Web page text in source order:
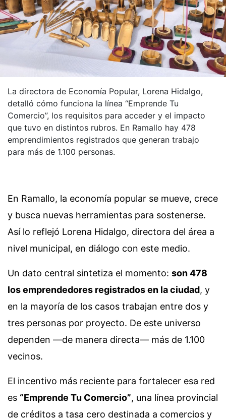
La directora de Economía Popular, Lorena Hidalgo,
detalló cómo funciona la línea “Emprende Tu
Comercio”, los requisitos para acceder y el impacto
que tuvo en distintos rubros. En Ramallo hay 478
emprendimientos registrados que generan trabajo
para más de 1.100 personas.
En Ramallo, la economía popular se mueve, crece
y busca nuevas herramientas para sostenerse.
Así lo reflejó Lorena Hidalgo, directora del área a
nivel municipal, en diálogo con este medio.
Un dato central sintetiza el momento: son 478
los emprendedores registrados en la ciudad, y
en la mayoría de los casos trabajan entre dos y
tres personas por proyecto. De este universo
dependen —de manera directa— más de 1.100
vecinos.
El incentivo más reciente para fortalecer esa red
es “Emprende Tu Comercio”, una línea provincial
de créditos a tasa cero destinada a comercios y